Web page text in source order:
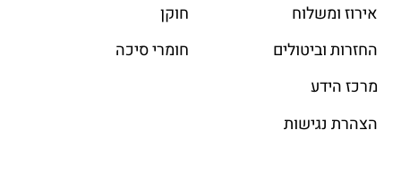
אירוז ומשלוח
החזרות וביטולים
מרכז הידע
הצהרת נגישות
חוקן
חומרי סיכה